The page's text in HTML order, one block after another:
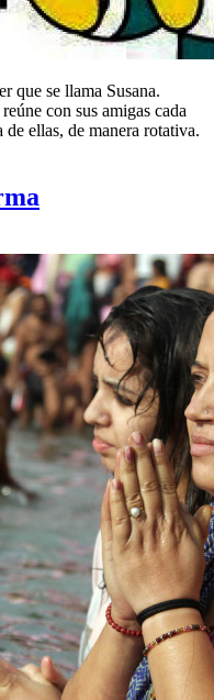
que se llama Susana.
con sus amigas cada
de ellas, de manera rotativa.